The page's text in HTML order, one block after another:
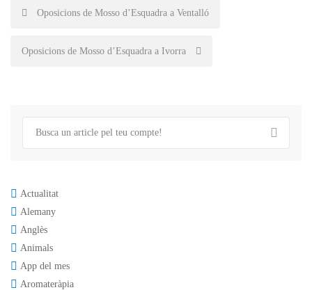
Post
navigation
Oposicions de Mosso d’Esquadra a Ventalló
Oposicions de Mosso d’Esquadra a Ivorra
Actualitat
Alemany
Anglès
Animals
App del mes
Aromateràpia